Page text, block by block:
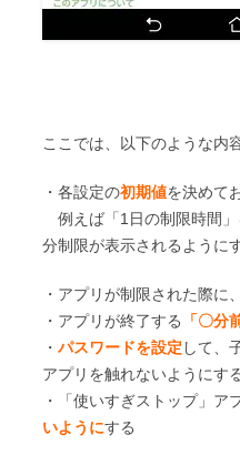
ここでは、以下のような内
・各設定の初期値を決めて
例えば「1日の制限時間
分制限が表示されるように
・アプリが制限された際に、
・アプリが終了する
「〇分
・ パスワードを設定 して、
アプリを触れないようにす
・「使いすぎストップ」ア
いようにする